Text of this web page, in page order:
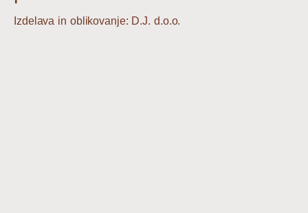
Izdelava in oblikovanje: D.J. d.o.o.